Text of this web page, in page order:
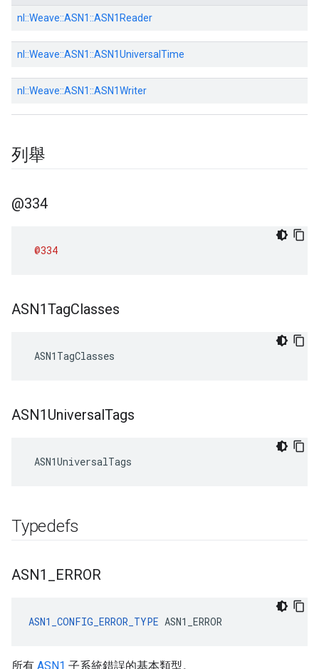
nl::Weave::ASN1::ASN1Reader
nl::Weave::ASN1::ASN1UniversalTime
nl::Weave::ASN1::ASN1Writer
列舉
@334
@334
ASN1TagClasses
ASN1TagClasses
ASN1UniversalTags
ASN1UniversalTags
Typedefs
ASN1 ERROR
ASN1_CONFIG_ERROR_TYPE ASN1_ERROR
所有 ASN1 子系統錯誤的基本類型。